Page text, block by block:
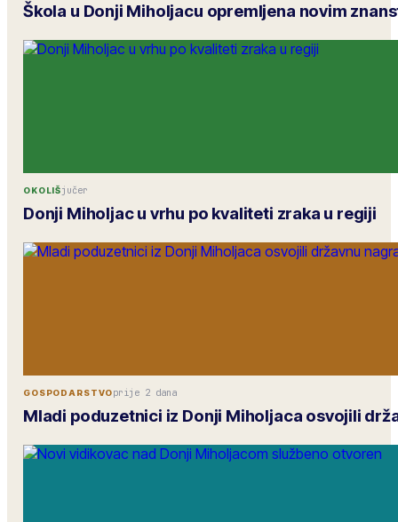
Škola u Donji Miholjacu opremljena novim
OKOLIŠjučer
Donji Miholjac u vrhu po kvaliteti zraka u regiji
GOSPODARSTVOprije 2 dana
Mladi poduzetnici iz Donji Miholjaca osvojili